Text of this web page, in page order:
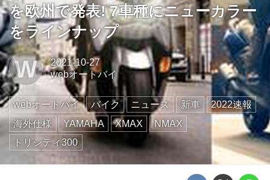
を欧州で発表! 7車種にニューカラー
をラインナップ
W
2021-10-27
webオートバイ
webオートバイ バイク ニュース 新車
2022速報
海外仕様
YAMAHA XMAX
NMAX
トリシティ300